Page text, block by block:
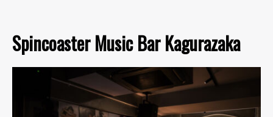
Spincoaster Music Bar Kagurazaka